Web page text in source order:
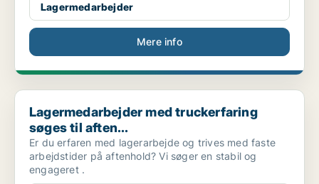
Lagermedarbejder
Mere info
Lagermedarbejder med truckerfaring søges til aften...
Lagermedarbejder med truckerfaring
søges til aften...
Er du erfaren med lagerarbejde og trives med faste
arbejdstider på aftenhold? Vi søger en stabil og
engageret .